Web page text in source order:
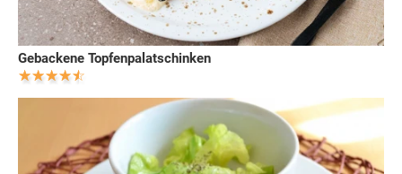
Gebackene Topfenpalatschinken